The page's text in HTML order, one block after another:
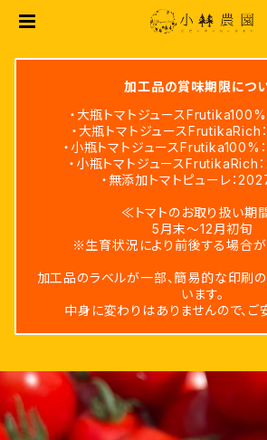
加工品の賞味期限につ
・大瓶トマトジュース
・大瓶トマトジュースFrutikaRich
・小瓶トマトジュースFrutika100%
・小瓶トマトジュースFrutikaRich
・無添加トマトピューレ：
≪トマトのお取り扱い期
5月末～12月初旬
※生育状況により前後する場合が
加工品のラベルが一部、簡易的な印刷
います。
中身に変わりはありませんので、ご